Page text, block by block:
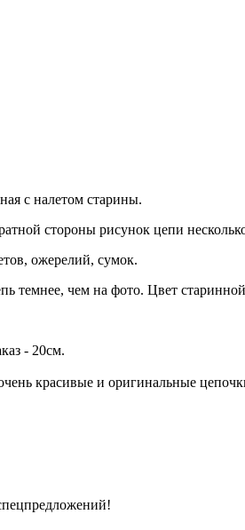
с налетом старины.
стороны рисунок цепи
ожерелий, сумок.
темнее, чем на фото. Цвет
- 20см.
красивые и оригинальные